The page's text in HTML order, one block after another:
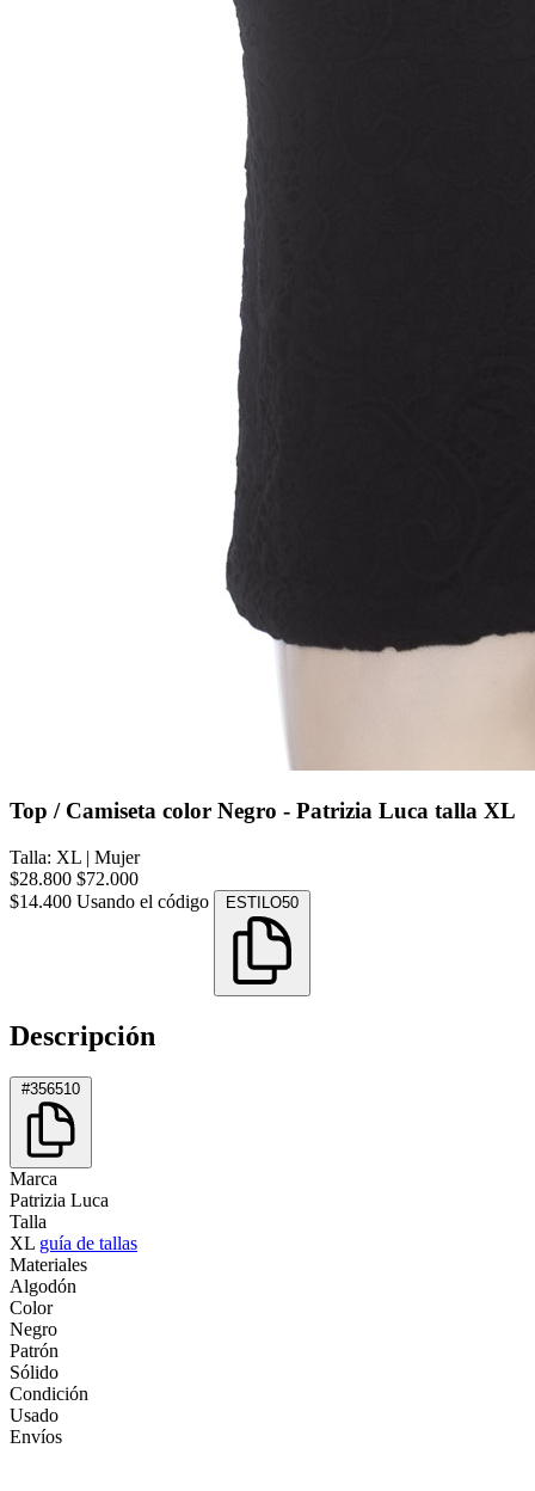
Top / Camiseta color Negro - Patrizia Luca talla XL
Talla: XL | Mujer
$28.800 $72.000
$14.400 Usando el código ESTILO50
Descripción
#356510
Marca
Patrizia Luca
Talla
XL guía de tallas
Materiales
Algodón
Color
Negro
Patrón
Sólido
Condición
Usado
Envíos